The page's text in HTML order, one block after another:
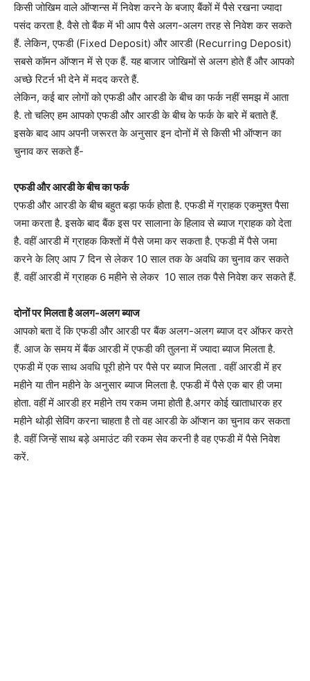
किसी जोखिम वाले ऑप्शन्स में निवेश करने के बजाए बैंकों में पैसे रखना ज्यादा
पसंद करता है. वैसे तो बैंक में भी आप पैसे अलग-अलग तरह से निवेश कर सकते
हैं. लेकिन, एफडी (Fixed Deposit) और आरडी (Recurring Deposit)
सबसे कॉमन ऑप्शन में से एक हैं. यह बाजार जोखिमों से अलग होते हैं और आपको
अच्छे रिटर्न भी देने में मदद करते हैं.
लेकिन, कई बार लोगों को एफडी और आरडी के बीच का फर्क नहीं समझ में आता
है. तो चलिए हम आपको एफडी और आरडी के बीच के फर्क के बारे में बताते हैं.
इसके बाद आप अपनी जरूरत के अनुसार इन दोनों में से किसी भी ऑप्शन का
चुनाव कर सकते हैं-
एफडी और आरडी के बीच का फर्क
एफडी और आरडी के बीच बहुत बड़ा फर्क होता है. एफडी में ग्राहक एकमुश्त पैसा
जमा करता है. इसके बाद बैंक इस पर सालाना के हिलाव से ब्याज ग्राहक को देता
है. वहीं आरडी में ग्राहक किश्तों में पैसे जमा कर सकता है. एफडी में पैसे जमा
करने के लिए आप 7 दिन से लेकर 10 साल तक के अवधि का चुनाव कर सकते
हैं. वहीं आरडी में ग्राहक 6 महीने से लेकर 10 साल तक पैसे निवेश कर सकते हैं.
दोनों पर मिलता है अलग-अलग ब्याज
आपको बता दें कि एफडी और आरडी पर बैंक अलग-अलग ब्याज दर ऑफर करते
हैं. आज के समय में बैंक आरडी में एफडी की तुलना में ज्यादा ब्याज मिलता है.
एफडी में एक साथ अवधि पूरी होने पर पैसे पर ब्याज मिलता . वहीं आरडी में हर
महीने या तीन महीने के अनुसार ब्याज मिलता है. एफडी में पैसे एक बार ही जमा
होता. वहीं में आरडी हर महीने तय रकम जमा होती है.अगर कोई खाताधारक हर
महीने थोड़ी सेविंग करना चाहता है तो वह आरडी के ऑप्शन का चुनाव कर सकता
है. वहीं जिन्हें साथ बड़े अमाउंट की रकम सेव करनी है वह एफडी में पैसे निवेश
करें.